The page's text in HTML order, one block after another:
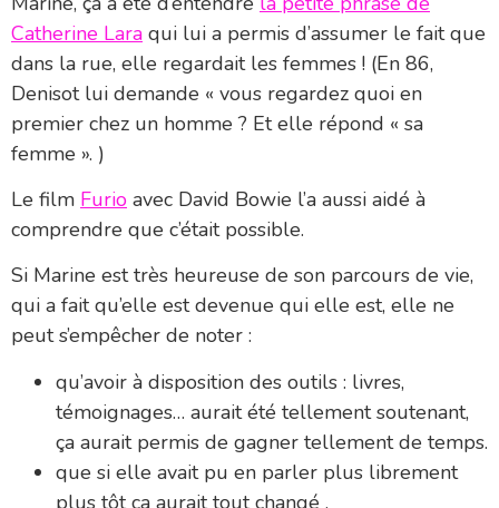
Catherine Lara qui lui a permis d’assumer le fait que
dans la rue, elle regardait les femmes ! (En 86,
Denisot lui demande « vous regardez quoi en
premier chez un homme ? Et elle répond « sa
femme ». )
Le film Furio avec David Bowie l’a aussi aidé à
comprendre que c’était possible.
Si Marine est très heureuse de son parcours de vie,
qui a fait qu’elle est devenue qui elle est, elle ne
peut s’empêcher de noter :
qu’avoir à disposition des outils : livres,
témoignages… aurait été tellement soutenant,
ça aurait permis de gagner tellement de temps.
que si elle avait pu en parler plus librement
plus tôt ça aurait tout changé .